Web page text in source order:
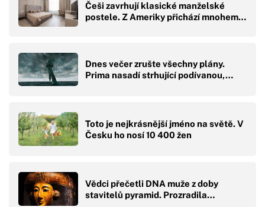
Češi zavrhují klasické manželské
postele. Z Ameriky přichází mnohem…
Dnes večer zrušte všechny plány.
Prima nasadí strhující podívanou,…
Toto je nejkrásnější jméno na světě. V
Česku ho nosí 10 400 žen
Vědci přečetli DNA muže z doby
stavitelů pyramid. Prozradila…